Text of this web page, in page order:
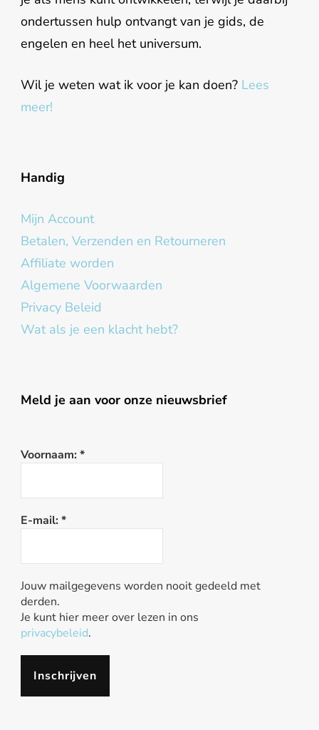
ondertussen hulp ontvangt van je gids, de
engelen en heel het universum.
Wil je weten wat ik voor je kan doen? Lees
meer!
Handig
Mijn Account
Betalen, Verzenden en Retourneren
Affiliate worden
Algemene Voorwaarden
Privacy Beleid
Wat als je een klacht hebt?
Meld je aan voor onze nieuwsbrief
Voornaam: *
E-mail: *
Jouw mailgegevens worden nooit gedeeld met
derden.
Je kunt hier meer over lezen in ons
privacybeleid.